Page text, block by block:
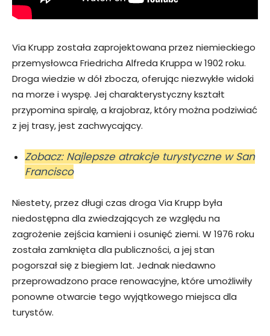
Via Krupp została zaprojektowana przez niemieckiego
przemysłowca Friedricha Alfreda Kruppa w 1902 roku.
Droga wiedzie w dół zbocza, oferując niezwykłe widoki
na morze i wyspę. Jej charakterystyczny kształt
przypomina spiralę, a krajobraz, który można podziwiać
z jej trasy, jest zachwycający.
Zobacz: Najlepsze atrakcje turystyczne w San
Francisco
Niestety, przez długi czas droga Via Krupp była
niedostępna dla zwiedzających ze względu na
zagrożenie zejścia kamieni i osunięć ziemi. W 1976 roku
została zamknięta dla publiczności, a jej stan
pogorszał się z biegiem lat. Jednak niedawno
przeprowadzono prace renowacyjne, które umożliwiły
ponowne otwarcie tego wyjątkowego miejsca dla
turystów.